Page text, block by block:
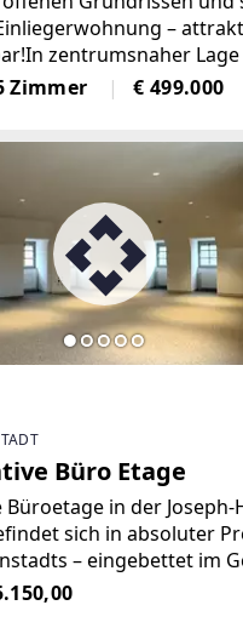
–
zentrumsnaher
mehrere Möglichkeiten:-
mit extra Platz für
Zimmer € 499.000
Büro Etage
Büroetage in der Joseph-
sich in absoluter
– eingebettet im
und direkt am
von der